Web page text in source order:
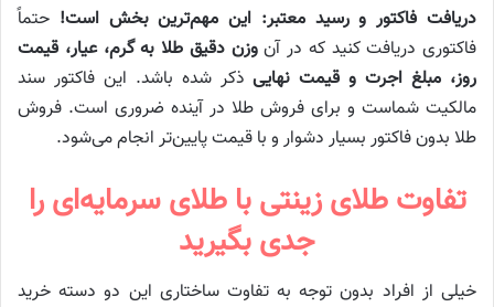
دریافت فاکتور و رسید معتبر: این مهم‌ترین بخش است! حتماً
فاکتوری دریافت کنید که در آنوزن دقیق طلا به گرم، عیار، قیمت
روز، مبلغ اجرت و قیمت نهاییذکر شده باشد. این فاکتور سند
مالکیت شماست و برای فروش طلا در آینده ضروری است. فروش
طلا بدون فاکتور بسیار دشوار و با قیمت پایین‌تر انجام می‌شود.
تفاوت طلای زینتی با طلای سرمایه‌ای را
جدی بگیرید
خیلی از افراد بدون توجه به تفاوت ساختاری این دو دسته خرید